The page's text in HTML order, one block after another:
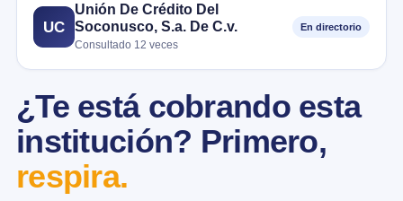
UC
Unión De Crédito Del
Soconusco, S.a. De C.v.
Consultado 12 veces
En directorio
¿Te está cobrando esta
institución? Primero,
respira.